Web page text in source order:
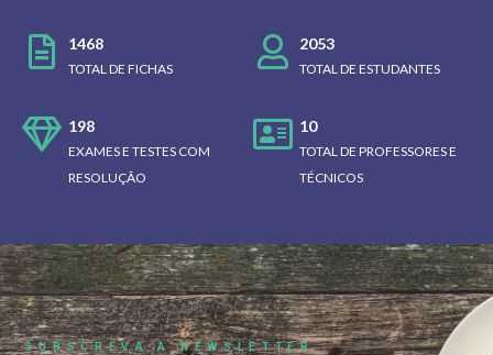
1468
TOTAL DE FICHAS
2053
TOTAL DE ESTUDANTES
198
EXAMES E TESTES COM
RESOLUÇÃO
10
TOTAL DE PROFESSORES E
TÉCNICOS
SUBSCREVA A NEWSLETTER